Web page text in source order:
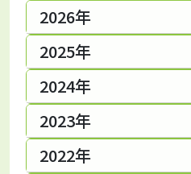
2026年
2025年
2024年
2023年
2022年